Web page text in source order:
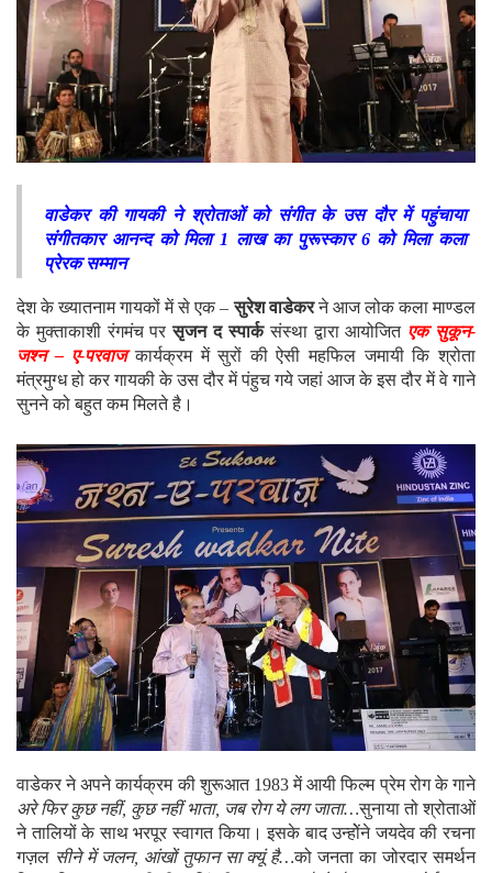
वाडेकर की गायकी ने श्रोताओं को संगीत के उस दौर में पहुंचाया
संगीतकार आनन्द को मिला 1 लाख का पुरूस्कार 6 को मिला कला
प्रेरक सम्मान
देश के ख्यातनाम गायकों में से एक –सुरेश वाडेकरने आज लोक कला माण्डल
के मुक्ताकाशी रंगमंच परसृजन द स्पार्कसंस्था द्वारा आयोजित एक सुकून-
जश्न – ए-परवाज कार्यक्रम में सुरों की ऐसी महफिल जमायी कि श्रोता
मंत्रमुग्ध हो कर गायकी के उस दौर में पंहुच गये जहां आज के इस दौर में वे गाने
सुनने को बहुत कम मिलते है।
वाडेकर ने अपने कार्यक्रम की शुरूआत 1983 में आयी फिल्म प्रेम रोग के गाने
अरे फिर कुछ नहीं, कुछ नहीं भाता, जब रोग ये लग जाता…सुनाया तो श्रोताओं
ने तालियों के साथ भरपूर स्वागत किया। इसके बाद उन्होेंने जयदेव की रचना
गज़ल सीने में जलन, आंखों तुफान सा क्यूं है…को जनता का जोरदार समर्थन